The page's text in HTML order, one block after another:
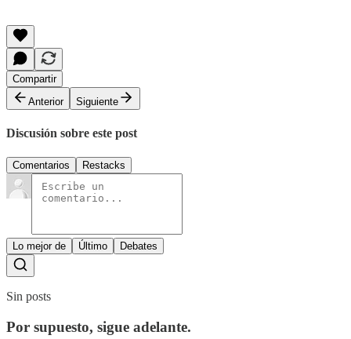
Compartir
Anterior
Siguiente
Discusión sobre este post
Comentarios Restacks
Lo mejor de Último Debates
Sin posts
Por supuesto, sigue adelante.